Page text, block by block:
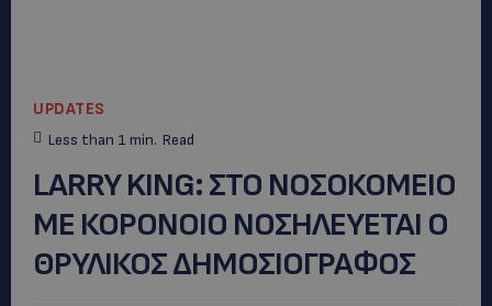
UPDATES
Less than 1 min. Read
LARRY KING: ΣΤΟ ΝΟΣΟΚΟΜΕΙΟ
ΜΕ ΚΟΡΟΝΟΙΟ ΝΟΣΗΛΕΥΕΤΑΙ Ο
ΘΡΥΛΙΚΟΣ ΔΗΜΟΣΙΟΓΡΑΦΟΣ